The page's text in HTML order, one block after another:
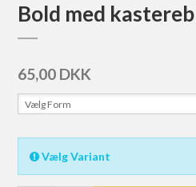
Bold med kastereb
65,00 DKK
Vælg Form
Vælg Variant